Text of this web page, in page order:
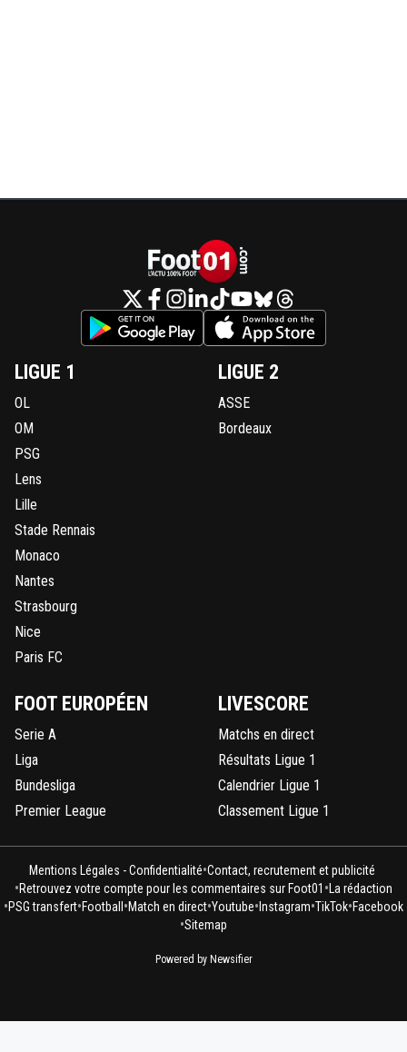
LIGUE 1
OL
OM
PSG
Lens
Lille
Stade Rennais
Monaco
Nantes
Strasbourg
Nice
Paris FC
LIGUE 2
ASSE
Bordeaux
FOOT EUROPÉEN
Serie A
Liga
Bundesliga
Premier League
LIVESCORE
Matchs en direct
Résultats Ligue 1
Calendrier Ligue 1
Classement Ligue 1
Mentions Légales - Confidentialité•Contact, recrutement et publicité
•Retrouvez votre compte pour les commentaires sur Foot01 • La rédaction
•PSG transfert•Football •Match en direct•Youtube• Instagram•TikTok•Facebook
•Sitemap
Powered by Newsifier